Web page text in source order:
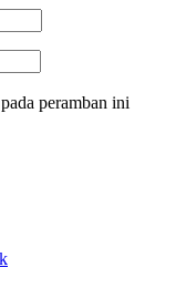
peramban ini